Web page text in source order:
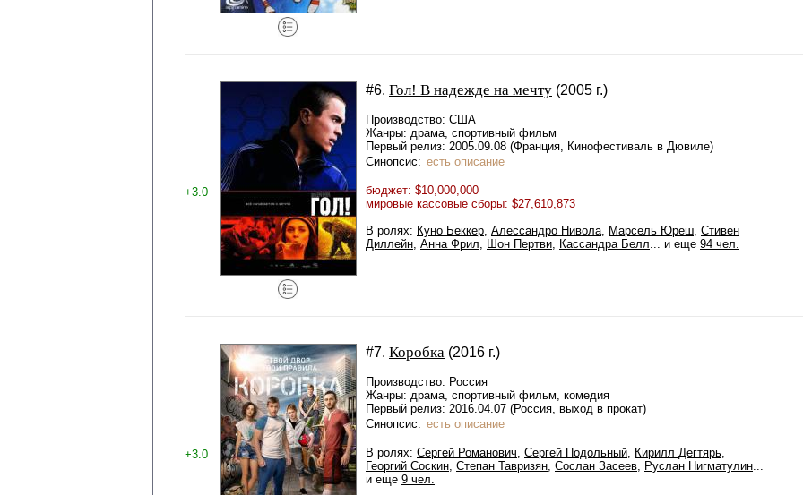
+3.0
#6. Гол! В надежде на мечту (2005 г.)
Производство: США
Жанры: драма, спортивный фильм
Первый релиз: 2005.09.08 (Франция, Кинофестиваль в Дювиле)
Синопсис: есть описание
бюджет: $10,000,000
мировые кассовые сборы: $27,610,873
В ролях: Куно Беккер, Алессандро Нивола, Марсель Юреш, Стивен
Диллейн, Анна Фрил, Шон Пертви, Кассандра Белл... и еще 94 чел.
+3.0
#7. Коробка (2016 г.)
Производство: Россия
Жанры: драма, спортивный фильм, комедия
Первый релиз: 2016.04.07 (Россия, выход в прокат)
Синопсис: есть описание
В ролях: Сергей Романович, Сергей Подольный, Кирилл Дегтярь,
Георгий Соскин, Степан Тавризян, Сослан Засеев, Руслан Нигматулин...
и еще 9 чел.